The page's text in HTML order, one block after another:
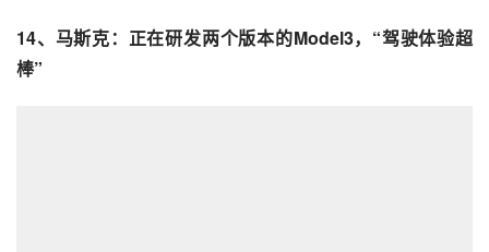
14、 马斯克：正在研发两个版本的Model3，“驾驶体验超
棒”